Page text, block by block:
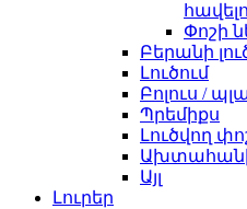
Փոշի
Բերանի
Լուծում
Բոլուս /
Պրեմիքս
Լուծվող
Այլ
Լուրեր